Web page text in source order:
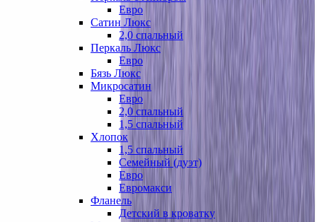
Евро
Сатин Люкс
2,0 спальный
Перкаль Люкс
Евро
Бязь Люкс
Микросатин
Евро
2,0 спальный
1,5 спальный
Хлопок
1,5 спальный
Семейный (дуэт)
Евро
Евромакси
Фланель
Детский в кроватку